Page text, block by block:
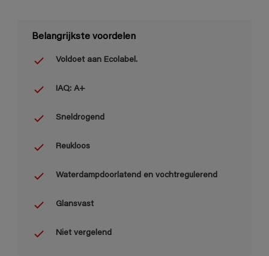
Belangrijkste voordelen
Voldoet aan Ecolabel.
IAQ: A+
Sneldrogend
Reukloos
Waterdampdoorlatend en vochtregulerend
Glansvast
Niet vergelend